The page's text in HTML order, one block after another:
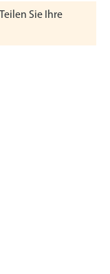
Sie Ihre